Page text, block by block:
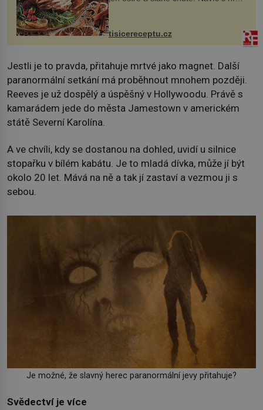
nakrmíte poměrně hodně hladových
krků. Ingredience sádlo 3 kg šunky
vcelku 3 stroužky česneku hl...
tisicereceptu.cz
Jestli je to pravda, přitahuje mrtvé jako magnet. Další
paranormální setkání má proběhnout mnohem později.
Reeves je už dospělý a úspěšný v Hollywoodu. Právě s
kamarádem jede do města Jamestown v americkém
státě Severní Karolína.
A ve chvíli, kdy se dostanou na dohled, uvidí u silnice
stopařku v bílém kabátu. Je to mladá dívka, může jí být
okolo 20 let. Mává na ně a tak jí zastaví a vezmou ji s
sebou.
Je možné, že slavný herec paranormální jevy přitahuje?
Svědectví je více